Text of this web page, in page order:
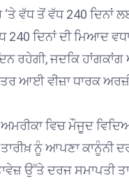
ਤੋਂ ਵੱਧ 240 ਦਿਨਾਂ ਲਈ
ਦਿਨਾਂ ਦੀ ਮਿਆਦ
ਜਦਕਿ
ਆਈ ਵੀਜ਼ਾ ਧਾਰਕ
ਵਿਚ ਮੌਜੂਦ
ਨੂੰ ਆਪਣਾ ਕਾਨੂੰਨੀ
ਉੱਤੇ ਦਰਜ ਸਮਾਪਤੀ